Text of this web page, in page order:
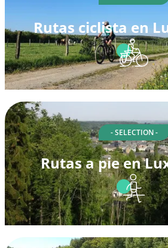
Rutas ciclista en
- SELECTION -
Rutas a pie en